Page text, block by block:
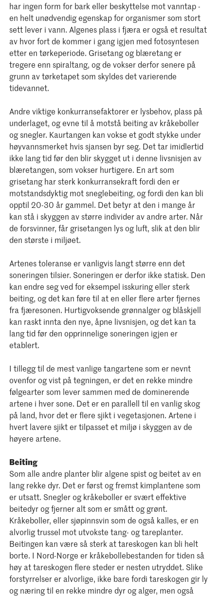
har ingen form for bark eller beskyttelse mot vanntap -
en helt unødvendig egenskap for organismer som stort
sett lever i vann. Algenes plass i fjæra er også et resultat
av hvor fort de kommer i gang igjen med fotosyntesen
etter en tørkeperiode. Grisetang og blæretang er
tregere enn spiraltang, og de vokser derfor senere på
grunn av tørketapet som skyldes det varierende
tidevannet.
Andre viktige konkurransefaktorer er lysbehov, plass på
underlaget, og evne til å motstå beiting av kråkeboller
og snegler. Kaurtangen kan vokse et godt stykke under
høyvannsmerket hvis sjansen byr seg. Det tar imidlertid
ikke lang tid før den blir skygget ut i denne livsnisjen av
blæretangen, som vokser hurtigere. En art som
grisetang har sterk konkurransekraft fordi den er
motstandsdyktig mot sneglebeiting, og fordi den kan bli
opptil 20-30 år gammel. Det betyr at den i mange år
kan stå i skyggen av større individer av andre arter. Når
de forsvinner, får grisetangen lys og luft, slik at den blir
den største i miljøet.
Artenes toleranse er vanligvis langt større enn det
soneringen tilsier. Soneringen er derfor ikke statisk. Den
kan endre seg ved for eksempel isskuring eller sterk
beiting, og det kan føre til at en eller flere arter fjernes
fra fjæresonen. Hurtigvoksende grønnalger og blåskjell
kan raskt innta den nye, åpne livsnisjen, og det kan ta
lang tid før den opprinnelige soneringen igjen er
etablert.
I tillegg til de mest vanlige tangartene som er nevnt
ovenfor og vist på tegningen, er det en rekke mindre
følgearter som lever sammen med de dominerende
artene i hver sone. Det er en parallell til en vanlig skog
på land, hvor det er flere sjikt i vegetasjonen. Artene i
hvert lavere sjikt er tilpasset et miljø i skyggen av de
høyere artene.
Beiting
Som alle andre planter blir algene spist og beitet av en
lang rekke dyr. Det er først og fremst kimplantene som
er utsatt. Snegler og kråkeboller er svært effektive
beitedyr og fjerner alt som er smått og grønt.
Kråkeboller, eller sjøpinnsvin som de også kalles, er en
alvorlig trussel mot utvokste tang- og tareplanter.
Beitingen kan være så sterk at tareskogen kan bli helt
borte. I Nord-Norge er kråkebollebestanden for tiden så
høy at tareskogen flere steder er nesten utryddet. Slike
forstyrrelser er alvorlige, ikke bare fordi tareskogen gir ly
og næring til en rekke mindre dyr og alger, men også